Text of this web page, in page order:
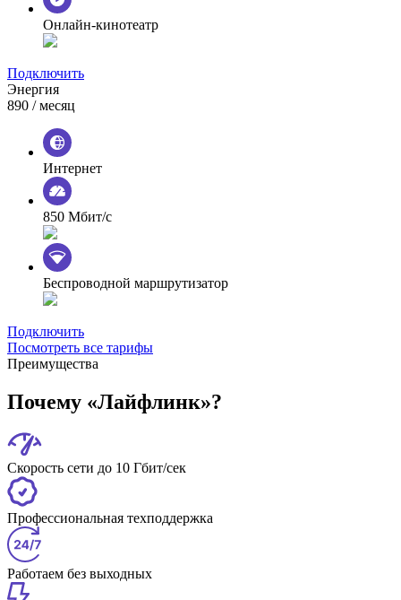
Онлайн-кинотеатр
Подключить
Энергия
890 / месяц
Интернет
850 Мбит/с
Беспроводной маршрутизатор
Подключить
Посмотреть все тарифы
Преимущества
Почему «Лайфлинк»?
Скорость сети до 10 Гбит/сек
Профессиональная техподдержка
Работаем без выходных